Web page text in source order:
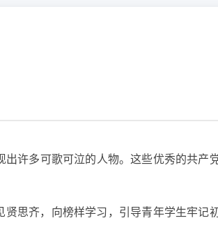
出许多可歌可泣的人物。这些优秀的共产
思齐，向榜样学习，引导青年学生牢记